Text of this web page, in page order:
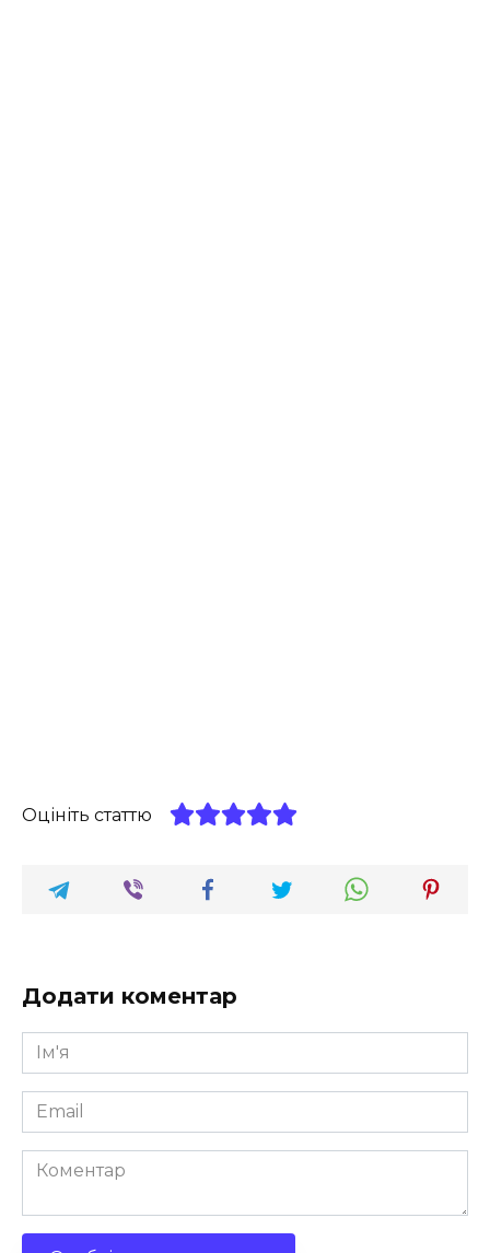
Оцініть статтю
Додати коментар
Ім'я
*
Email
*
Коментар